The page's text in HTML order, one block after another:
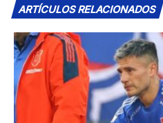
ARTÍCULOS RELACIONADOS